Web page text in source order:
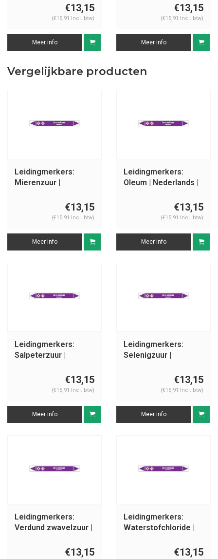
Nederlands | Zuren
€13,15
(€15,91 Incl. btw)
Meer info
€13,15
(€15,91 Incl. btw)
Meer info
Vergelijkbare producten
Leidingmerkers:
Mierenzuur |
€13,15
(€15,91 Incl. btw)
Meer info
Leidingmerkers:
Oleum | Nederlands |
€13,15
(€15,91 Incl. btw)
Meer info
Leidingmerkers:
Salpeterzuur |
€13,15
(€15,91 Incl. btw)
Meer info
Leidingmerkers:
Selenigzuur |
€13,15
(€15,91 Incl. btw)
Meer info
Leidingmerkers:
Verdund zwavelzuur |
€13,15
Leidingmerkers:
Waterstofchloride |
€13,15